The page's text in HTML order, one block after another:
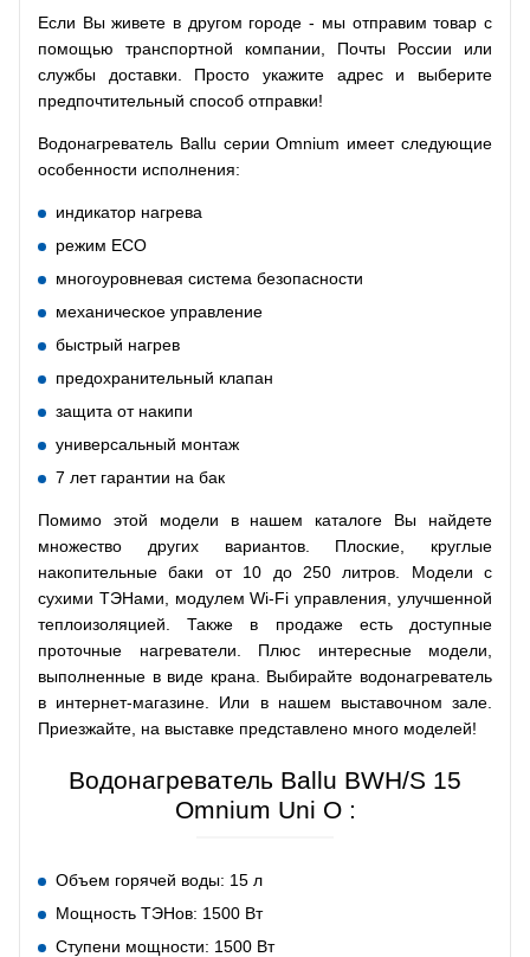
Если Вы живете в другом городе - мы отправим товар с
помощью транспортной компании, Почты России или
службы доставки. Просто укажите адрес и выберите
предпочтительный способ отправки!
Водонагреватель Ballu серии Omnium имеет следующие
особенности исполнения:
индикатор нагрева
режим ECO
многоуровневая система безопасности
механическое управление
быстрый нагрев
предохранительный клапан
защита от накипи
универсальный монтаж
7 лет гарантии на бак
Помимо этой модели в нашем каталоге Вы найдете
множество других вариантов. Плоские, круглые
накопительные баки от 10 до 250 литров. Модели с
сухими ТЭНами, модулем Wi-Fi управления, улучшенной
теплоизоляцией. Также в продаже есть доступные
проточные нагреватели. Плюс интересные модели,
выполненные в виде крана. Выбирайте водонагреватель
в интернет-магазине. Или в нашем выставочном зале.
Приезжайте, на выставке представлено много моделей!
Водонагреватель Ballu BWH/S 15
Omnium Uni O :
Объем горячей воды: 15 л
Мощность ТЭНов: 1500 Вт
Ступени мощности: 1500 Вт